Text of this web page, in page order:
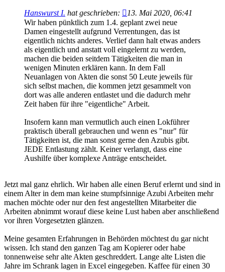
Hanswurst I. hat geschrieben:
13. Mai 2020, 06:41
Wir haben pünktlich zum 1.4. geplant zwei neue
Damen eingestellt aufgrund Verrentungen, das ist
eigentlich nichts anderes. Verlief dann halt etwas anders
als eigentlich und anstatt voll eingelernt zu werden,
machen die beiden seitdem Tätigkeiten die man in
wenigen Minuten erklären kann. In dem Fall
Neuanlagen von Akten die sonst 50 Leute jeweils für
sich selbst machen, die kommen jetzt gesammelt von
dort was alle anderen entlastet und die dadurch mehr
Zeit haben für ihre "eigentliche" Arbeit.
Insofern kann man vermutlich auch einen Lokführer
praktisch überall gebrauchen und wenn es "nur" für
Tätigkeiten ist, die man sonst gerne den Azubis gibt.
JEDE Entlastung zählt. Keiner verlangt, dass eine
Aushilfe über komplexe Anträge entscheidet.
Jetzt mal ganz ehrlich. Wir haben alle einen Beruf erlernt und sind in
einem Alter in dem man keine stumpfsinnige Azubi Arbeiten mehr
machen möchte oder nur den fest angestellten Mitarbeiter die
Arbeiten abnimmt worauf diese keine Lust haben aber anschließend
vor ihren Vorgesetzten glänzen.
Meine gesamten Erfahrungen in Behörden möchtest du gar nicht
wissen. Ich stand den ganzen Tag am Kopierer oder habe
tonnenweise sehr alte Akten geschreddert. Lange alte Listen die
Jahre im Schrank lagen in Excel eingegeben. Kaffee für einen 30